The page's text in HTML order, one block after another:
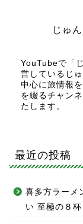
じゅ
YouTubeで「
営しているじ
中心に旅情報
を綴るチャン
たします。
最近の投稿
喜多方ラーメ
い 至極の８